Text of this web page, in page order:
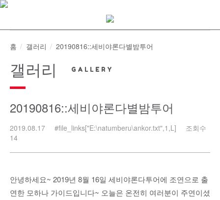
Skip
홈 갤러리 20190816::세비야론다별밤투어
갤러리
20190816::세비야론다별밤투어
2019.08.17 #file_links["E:\natumberu\ankor.txt",1,L]
조회수
14
안녕하세요~ 2019년 8월 16일 세비야론다투어에 조연으로 출
연한 모하나 가이드입니다~ 오늘은 온전히 여러분이 주연이셨